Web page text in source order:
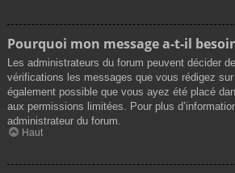
Pourquoi mon message a-t-il
Les administrateurs du forum peuvent décider
vérifications les messages que vous rédigez
également possible que vous ayez été placé
aux permissions limitées. Pour plus
administrateur du forum.
Haut